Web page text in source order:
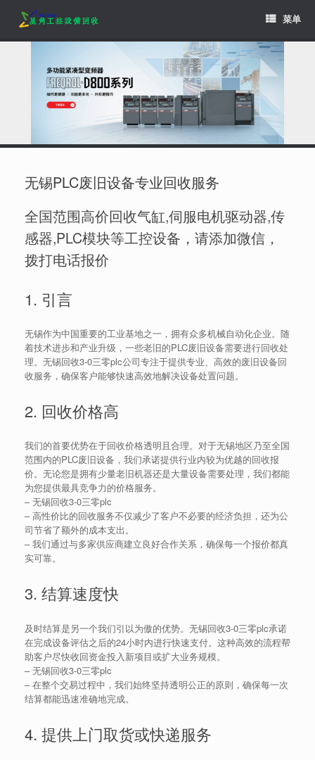
content
菜单
无锡PLC废旧设备专业回收服务
全国范围高价回收气缸,伺服电机驱动器,传
感器,PLC模块等工控设备，请添加微信，
拨打电话报价
1. 引言
无锡作为中国重要的工业基地之一，拥有众多机械自动化企业。随
着技术进步和产业升级，一些老旧的PLC废旧设备需要进行回收处
理。无锡回收3-0三零plc公司专注于提供专业、高效的废旧设备回
收服务，确保客户能够快速高效地解决设备处置问题。
2. 回收价格高
我们的首要优势在于回收价格透明且合理。对于无锡地区乃至全国
范围内的PLC废旧设备，我们承诺提供行业内较为优越的回收报
价。无论您是拥有少量老旧机器还是大量设备需要处理，我们都能
为您提供最具竞争力的价格服务。
–无锡回收3-0三零plc
– 高性价比的回收服务不仅减少了客户不必要的经济负担，还为公
司节省了额外的成本支出。
– 我们通过与多家供应商建立良好合作关系，确保每一个报价都真
实可靠。
3. 结算速度快
及时结算是另一个我们引以为傲的优势。无锡回收3-0三零plc承诺
在完成设备评估之后的24小时内进行快速支付。这种高效的流程帮
助客户尽快收回资金投入新项目或扩大业务规模。
–无锡回收3-0三零plc
– 在整个交易过程中，我们始终坚持透明公正的原则，确保每一次
结算都能迅速准确地完成。
4. 提供上门取货或快递服务